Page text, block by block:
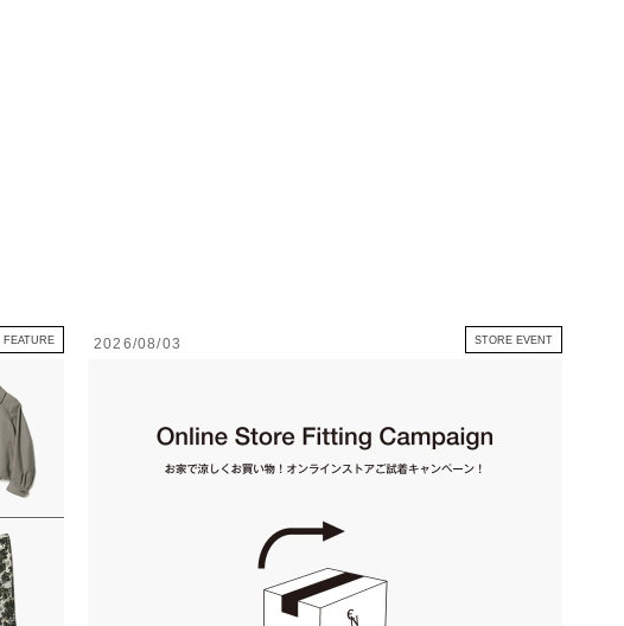
FEATURE 2026/08/03 STORE EVENT